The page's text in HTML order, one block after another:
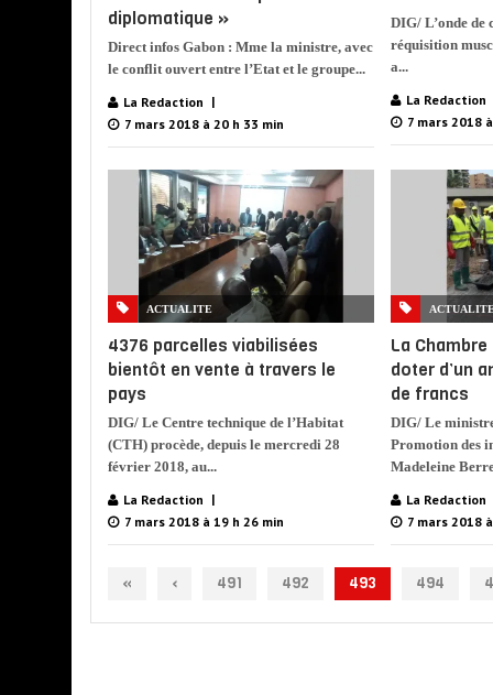
diplomatique »
Direct infos Gabon : Mme la ministre, avec
le conflit ouvert entre l’Etat et le groupe...
La Redaction
7 mars 2018 à 20 h 33 min
DIG/ L’onde de
réquisition
a...
La Redaction
7 mars 2018
ACTUALITE
4376 parcelles viabilisées
bientôt en vente à travers le
pays
DIG/ Le Centre technique de l’Habitat
(CTH) procède, depuis le mercredi 28
février 2018, au...
La Redaction
7 mars 2018 à 19 h 26 min
La
doter d’un
de francs
DIG/ Le
Promotion des
Madeleine
La Redaction
7 mars 2018
« ‹ 491 492 493 494